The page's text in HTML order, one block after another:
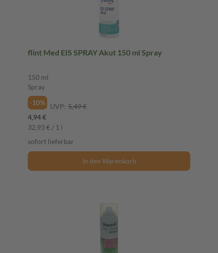
flint Med EIS SPRAY Akut 150 ml Spray
150 ml
Spray
-10%
UVP: 5,49 €
4,94 €
32,93 € / 1 l
sofort lieferbar
In den Warenkorb